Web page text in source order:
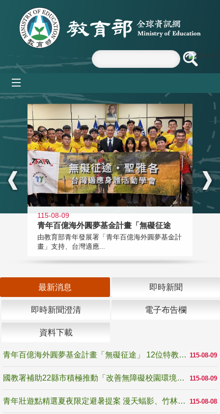
跳到主要內容區塊
:::
115-08-09
青年百億海外圓夢基金計畫「無礙征途
由教育部青年發展署「青年百億海外圓夢基金計
畫」支持、台灣適應...
最新消息 即時新聞
即時新聞澄清 電子布告欄
資料下載
115-08-09
青年百億海外圓夢基金計畫「無礙征途」 12位特教與弱勢青年勇闖西班牙 跨越感官限制見證生命蛻變
115-08-09
國教署補助22縣市積極推動「改善無障礙校園環境計畫」 打造友善、安全、無礙學習空間
115-08-08
青年壯遊點精選夏夜限定避暑提案 漫天蝠影、竹林尋蛙、茶香夜觀 邀青年暮色出發